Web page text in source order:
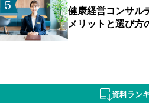
健康経営コンサル
メリットと選び方
資料ラン